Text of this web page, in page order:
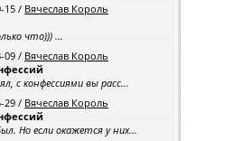
15 / Вячеслав Король
что))) ...
09 / Вячеслав Король
с конфессиями вы расс...
29 / Вячеслав Король
Но если окажется у них...